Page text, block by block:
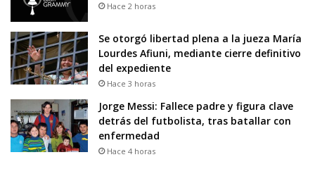
Hace 2 horas
Se otorgó libertad plena a la jueza María
Lourdes Afiuni, mediante cierre definitivo
del expediente
Hace 3 horas
Jorge Messi: Fallece padre y figura clave
detrás del futbolista, tras batallar con
enfermedad
Hace 4 horas